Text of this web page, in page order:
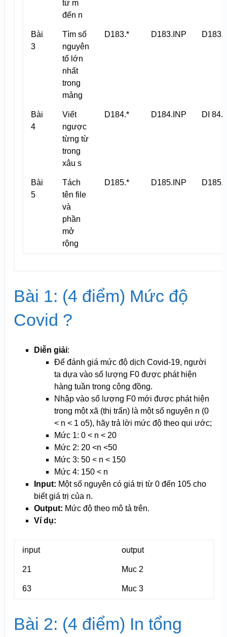
từ m
đến n
Bài
3
Tìm số
nguyên
tố lớn
nhất
trong
mảng
D183.* D183.INP
Bài
4
Viết
ngược
từng từ
trong
xâu s
D184.* D184.INP DI
Bài
5
Tách
tên file
và
phần
mở
rộng
D185.* D185.INP
Bài 1: (4 điểm) Mức độ
Covid ?
Diễn giải:
Để đánh giá mức độ dịch Covid-19, người
ta dựa vào số lượng F0 được phát hiện
hàng tuần trong cộng đồng.
Nhập vào số lượng F0 mới được phát hiện
trong một xã (thị trấn) là một số nguyên n (0
< n < 1 o5), hãy trả lời mức độ theo qui ước;
Mức 1: 0 < n < 20
Mức 2: 20 <n <50
Mức 3: 50 < n < 150
Mức 4: 150 < n
Input: Một số nguyên có giá trị từ 0 đến 105cho
biết giá trị của n.
Output: Mức độ theo mô tả trên.
Ví dụ:
input output
21 Muc 2
63 Muc 3
Bài 2: (4 điểm) In tổng